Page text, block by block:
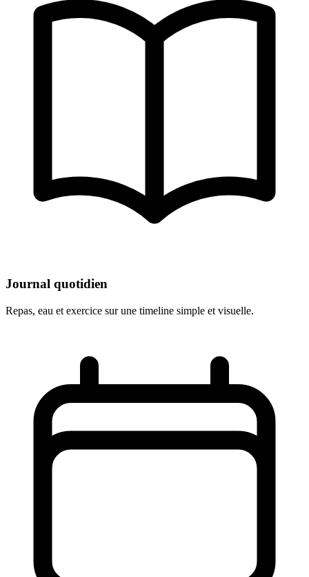
Journal quotidien
Repas, eau et exercice sur une timeline simple et visuelle.